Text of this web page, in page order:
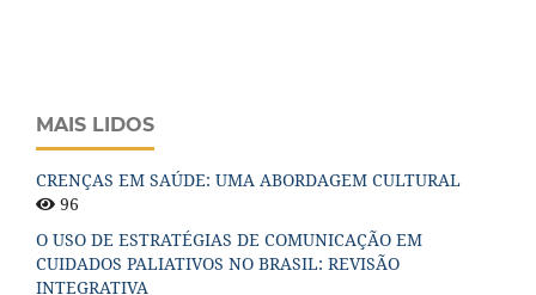
MAIS LIDOS
CRENÇAS EM SAÚDE: UMA ABORDAGEM CULTURAL
96
O USO DE ESTRATÉGIAS DE COMUNICAÇÃO EM
CUIDADOS PALIATIVOS NO BRASIL: REVISÃO
INTEGRATIVA